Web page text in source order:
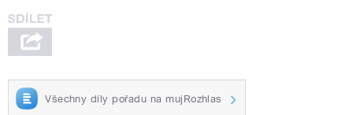
Všechny díly pořadu na mujRozhlas